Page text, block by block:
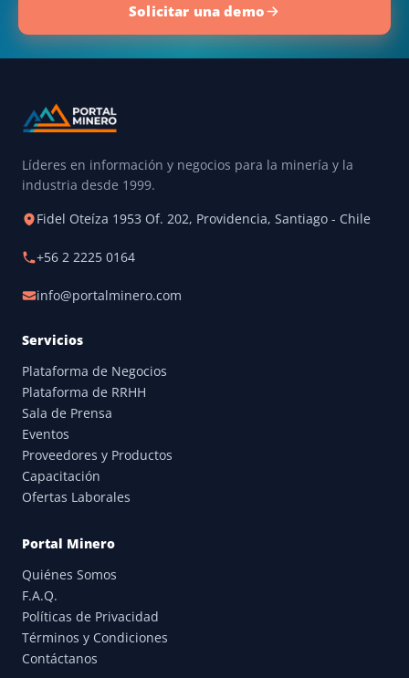
Solicitar una demo
Líderes en información y negocios para la minería y la
industria desde 1999.
Fidel Oteíza 1953 Of. 202, Providencia, Santiago - Chile
+56 2 2225 0164
info@portalminero.com
Servicios
Plataforma de Negocios
Plataforma de RRHH
Sala de Prensa
Eventos
Proveedores y Productos
Capacitación
Ofertas Laborales
Portal Minero
Quiénes Somos
F.A.Q.
Políticas de Privacidad
Términos y Condiciones
Contáctanos